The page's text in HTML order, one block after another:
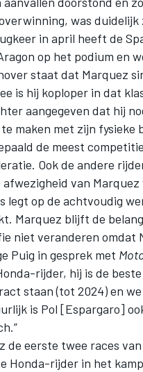
was
in april heeft de
op het podium en
staat dat Marquez
is hij koploper in dat
aangegeven dat hij
maken met zijn fysieke
de meest
Ook de andere
afwezigheid van
legt op de achtvoudig
Marquez blijft de
niet veranderen
Puig in gesprek met
rijder, hij is de
staan (tot 2024) en
is Pol [Espargaro]
de eerste twee races
Honda-rijder in het